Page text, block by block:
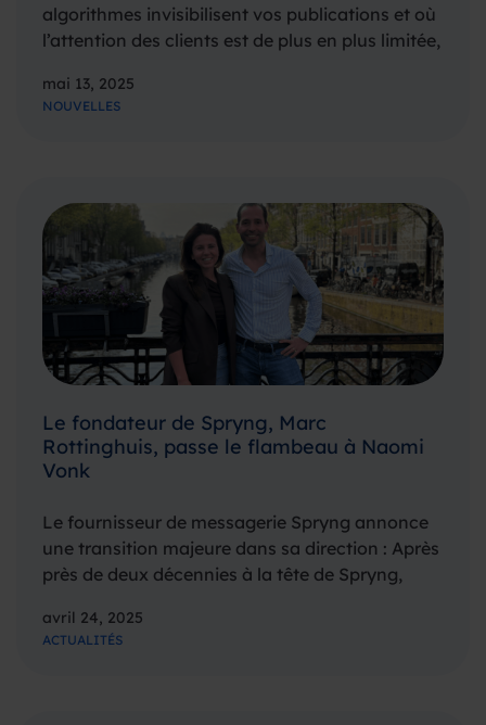
algorithmes invisibilisent vos publications et où
l’attention des clients est de plus en plus limitée,
communication fiable, direct et toujours aussi
mai 13, 2025
NOUVELLES
Le fondateur de Spryng, Marc
Rottinghuis, passe le flambeau à Naomi
Vonk
Le fournisseur de messagerie Spryng annonce
une transition majeure dans sa direction : Après
près de deux décennies à la tête de Spryng,
Général, se retire et transmet la direction à
avril 24, 2025
ACTUALITÉS